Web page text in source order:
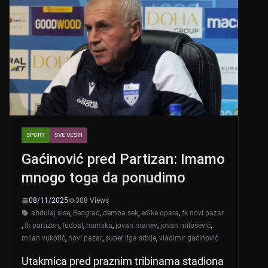
SPORT SVE VESTI
Gaćinović pred Partizan: Imamo
mnogo toga da ponudimo
08/11/2025
308 Views
abdulaj sise, Beograd, demba sek, eđike opara, fk novi pazar
, fk partizan, fudbal, humska, jovan manev, jovan milošević,
milan vukotić, novi pazar, super liga srbije, vladimir gaćinović
Utakmica pred praznim tribinama stadiona